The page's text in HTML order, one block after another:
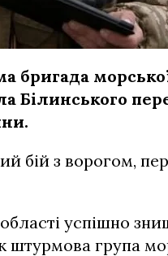
бригада
Білинського
бій з ворогом,
успішно
штурмова група